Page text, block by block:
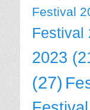
Festival
Festival
2023
(27)